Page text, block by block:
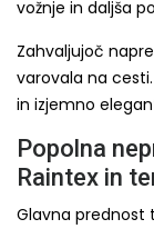
vožnje in daljša
Zahvaljujoč
varovala na
in izjemno
Popolna
Raintex in
Glavna prednost